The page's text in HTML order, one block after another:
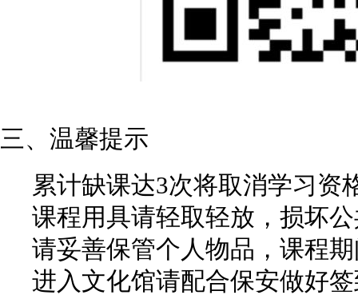
三、温馨提示
累计缺课达3次将取消学习资
课程用具请轻取轻放，损坏
请妥善保管个人物品，课程
进入文化馆请配合保安做好